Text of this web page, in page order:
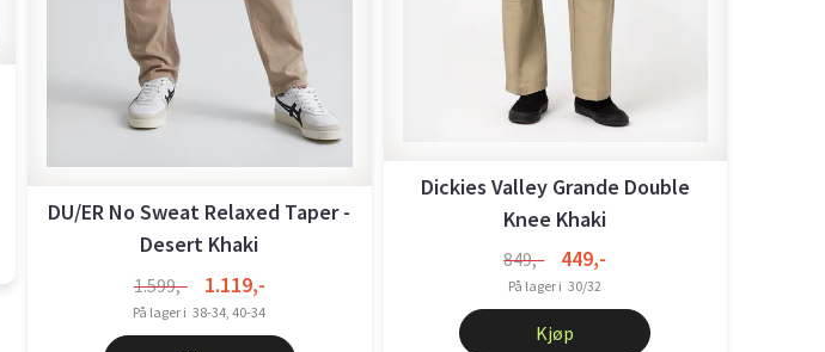
DU/ER No Sweat Relaxed Taper -
Desert Khaki
1.599,- 1.119,-
På lager i 38-34, 40-34
Dickies Valley Grande Double
Knee Khaki
849,- 449,-
På lager i 30/32
Kjøp